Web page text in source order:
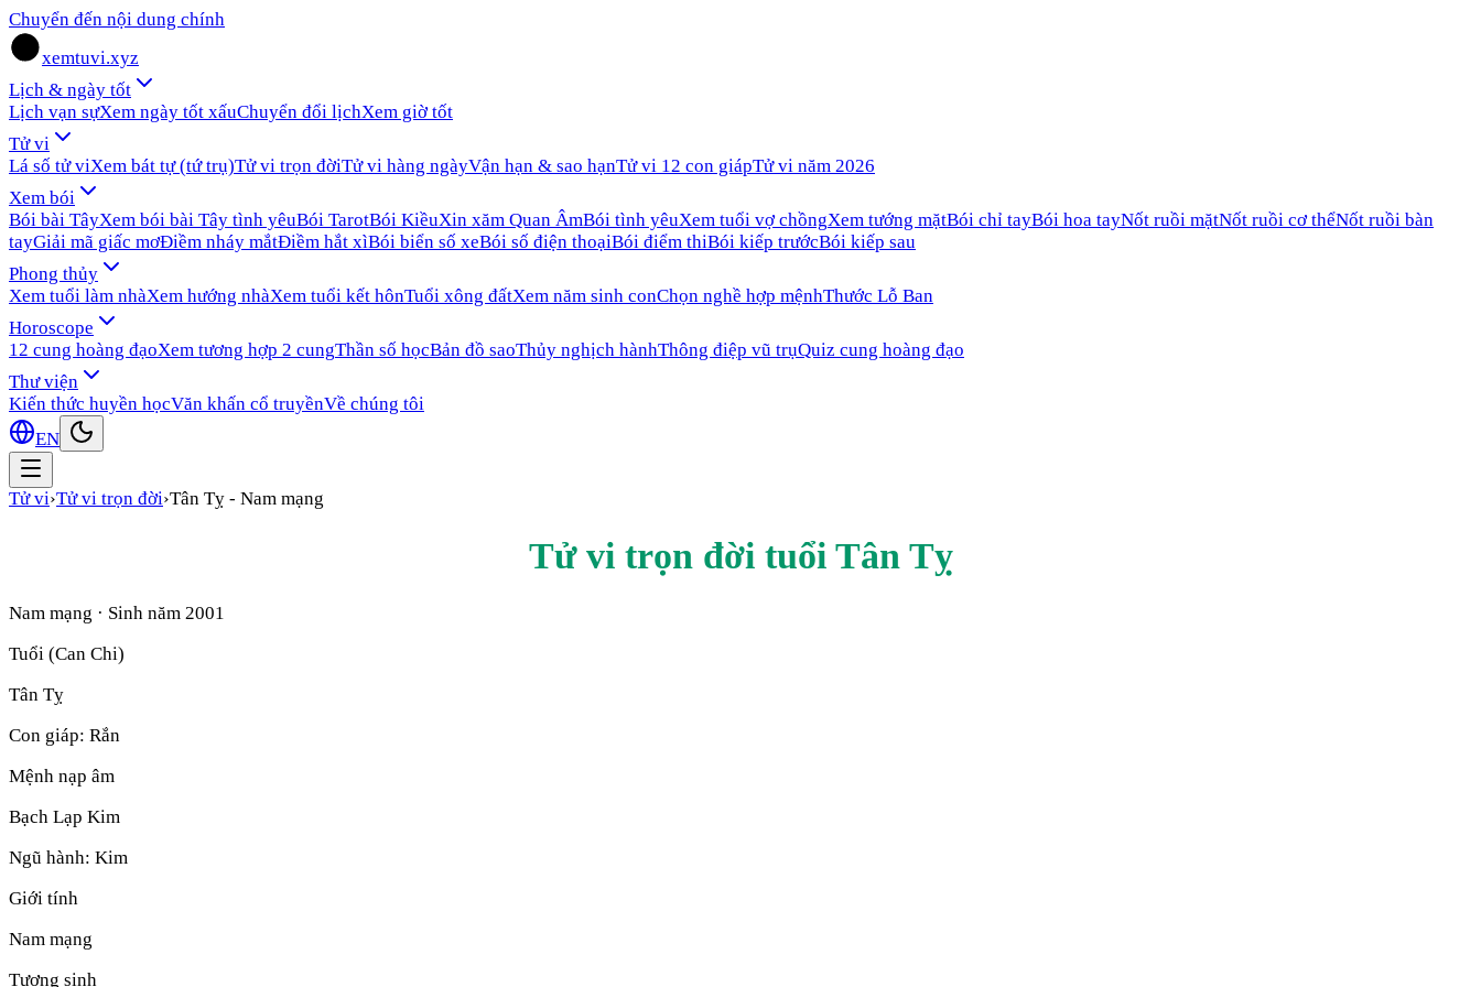
Chuyển đến nội dung chính
xemtuvi.xyz
Lịch & ngày tốt
Lịch vạn sựXem ngày tốt xấuChuyển đổi lịchXem giờ tốt
Tử vi
Lá số tử viXem bát tự (tứ trụ)Tử vi trọn đờiTử vi hàng ngàyVận hạn & sao hạnTử vi 12 con giápTử vi năm 2026
Xem bói
Bói bài TâyXem bói bài Tây tình yêuBói TarotBói KiềuXin xăm Quan ÂmBói tình yêuXem tuổi vợ chồngXem tướng mặtBói chỉ tayBói hoa tayNốt ruồi mặtNốt ruồi cơ thểNốt ruồi bàn
tayGiải mã giấc mơĐiềm nháy mắtĐiềm hắt xìBói biển số xeBói số điện thoạiBói điểm thiBói kiếp trướcBói kiếp sau
Phong thủy
Xem tuổi làm nhàXem hướng nhàXem tuổi kết hônTuổi xông đấtXem năm sinh conChọn nghề hợp mệnhThước Lỗ Ban
Horoscope
12 cung hoàng đạoXem tương hợp 2 cungThần số họcBản đồ saoThủy nghịch hànhThông điệp vũ trụQuiz cung hoàng đạo
Thư viện
Kiến thức huyền họcVăn khấn cổ truyềnVề chúng tôi
EN
Tử vi›Tử vi trọn đời›Tân Tỵ - Nam mạng
Tử vi trọn đời tuổi Tân Tỵ
Nam mạng · Sinh năm 2001
Tuổi (Can Chi)
Tân Tỵ
Con giáp: Rắn
Mệnh nạp âm
Bạch Lạp Kim
Ngũ hành: Kim
Giới tính
Nam mạng
Tương sinh